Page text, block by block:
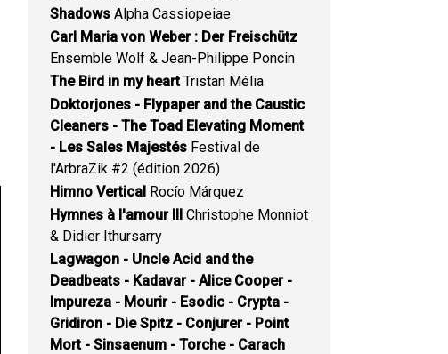
Shadows Alpha Cassiopeiae
Carl Maria von Weber : Der Freischütz
Ensemble Wolf & Jean-Philippe Poncin
The Bird in my heartTristan Mélia
Doktorjones - Flypaper and the Caustic
Cleaners - The Toad Elevating Moment
- Les Sales Majestés Festival de
l'ArbraZik #2 (édition 2026)
Himno Vertical Rocío Márquez
Hymnes à l'amour III Christophe Monniot
& Didier Ithursarry
Lagwagon - Uncle Acid and the
Deadbeats - Kadavar - Alice Cooper -
Impureza - Mourir - Esodic - Crypta -
Gridiron - Die Spitz - Conjurer - Point
Mort - Sinsaenum - Torche - Carach